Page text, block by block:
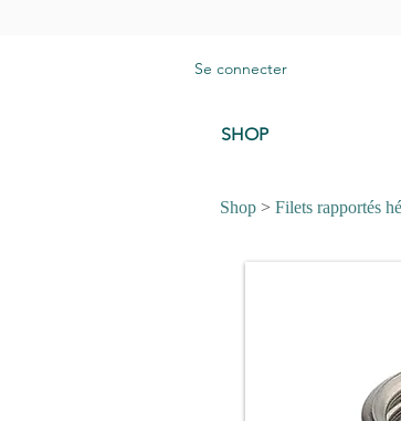
Se connecter
SHOP
Shop > Filets rapportés